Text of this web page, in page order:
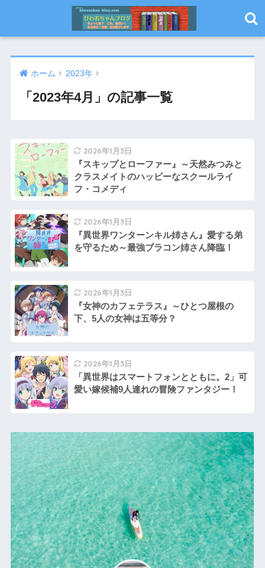
ホーム 2023年
「2023年4月」の記事一覧
2026年1月3日
『スキップとローファー』～天然みつみと
クラスメイトのハッピーなスクールライ
フ・コメディ
2026年1月3日
『異世界ワンターンキル姉さん』愛する弟
を守るため～最強ブラコン姉さん降臨！
2026年1月3日
『女神のカフェテラス』～ひとつ屋根の
下、5人の女神は五等分？
2026年1月3日
「異世界はスマートフォンとともに。2」可
愛い嫁候補9人連れの冒険ファンタジー！